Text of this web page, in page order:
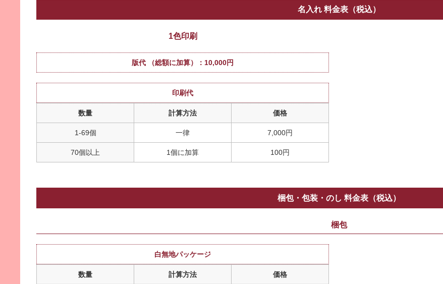
名入れ 料金表（税込）
1色印刷
版代 （総額に加算）：10,000円
印刷代
数量 計算方法 価格
1-69個 一律 7,000円
70個以上 1個に加算 100円
梱包・包装・のし 料金表（税込）
梱包
白無地パッケージ
数量 計算方法 価格